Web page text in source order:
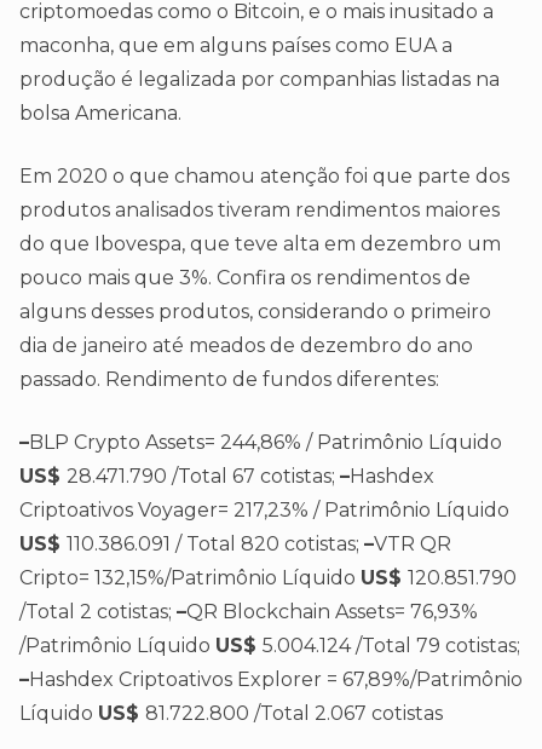
criptomoedas como o Bitcoin, e o mais inusitado a
maconha, que em alguns países como EUA a
produção é legalizada por companhias listadas na
bolsa Americana.
Em 2020 o que chamou atenção foi que parte dos
produtos analisados tiveram rendimentos maiores
do que Ibovespa, que teve alta em dezembro um
pouco mais que 3%. Confira os rendimentos de
alguns desses produtos, considerando o primeiro
dia de janeiro até meados de dezembro do ano
passado. Rendimento de fundos diferentes:
–BLP Crypto Assets= 244,86% / Patrimônio Líquido
US$ 28.471.790 /Total 67 cotistas; –Hashdex
Criptoativos Voyager= 217,23% / Patrimônio Líquido
US$ 110.386.091 / Total 820 cotistas; –VTR QR
Cripto= 132,15%/Patrimônio Líquido US$ 120.851.790
/Total 2 cotistas; –QR Blockchain Assets= 76,93%
/Patrimônio Líquido US$ 5.004.124 /Total 79 cotistas;
–Hashdex Criptoativos Explorer = 67,89%/Patrimônio
Líquido US$ 81.722.800 /Total 2.067 cotistas